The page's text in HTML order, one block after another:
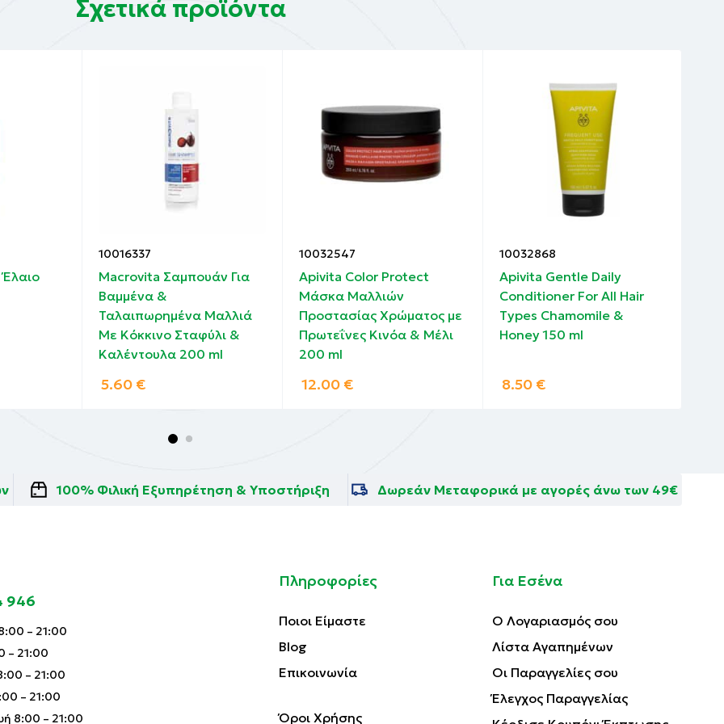
Seed Oil, C15-19 Alkane, Glycerin, Brassicamidopropyl
Aqua/Water/Eau, Aspartic Acid, Tocopheryl Acetate,
Glucan Oligosaccharide, Dehydroacetic Acid, Sucrose,
Inositol, Sodium Benzoate, Citric Acid, Sodium Citrate, Benzoic
Coumarin.
= Rosemary water/Infusion de romarin
Σχετικά προϊόντα
Έλαιο
10016337
Macrovita Σαμπουάν Για
Βαμμένα &
Ταλαιπωρημένα Μαλλιά
Με Κόκκινο Σταφύλι &
Καλέντουλα 200 ml
5.60 €
10032547
Apivita Color Protect
Μάσκα Μαλλιών
Προστασίας Χρώματος με
Πρωτεΐνες Κινόα & Μέλι
200 ml
12.00 €
10032868
Apivita Gentle Daily
Conditioner For All Hair
Types Chamomile &
Honey 150 ml
8.50 €
100% Φιλική Εξυπηρέτηση & Υποστήριξη Δωρεάν Μεταφορικά με αγορές άνω των 49€
946
– 21:00
– 21:00
– 21:00
– 21:00
8:00 – 21:00
Πληροφορίες
Ποιοι Είμαστε
Blog
Επικοινωνία
Όροι Χρήσης
Για Εσένα
Ο Λογαριασμός σου
Λίστα Αγαπημένων
Οι Παραγγελίες σου
Έλεγχος Παραγγελίας